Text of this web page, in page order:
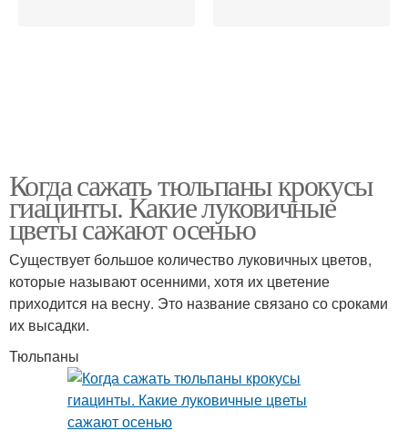
Когда сажать тюльпаны крокусы
гиацинты. Какие луковичные
цветы сажают осенью
Существует большое количество луковичных цветов,
которые называют осенними, хотя их цветение
приходится на весну. Это название связано со сроками
их высадки.
Тюльпаны